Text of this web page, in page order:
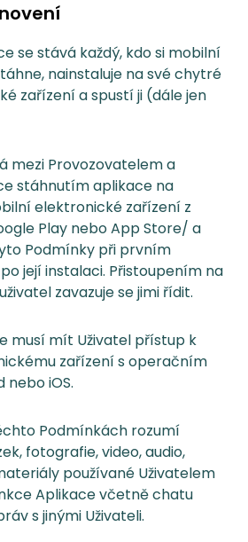
se stává každý, kdo si mobilní
nainstaluje na své chytré
zařízení a spustí ji (dále jen
mezi Provozovatelem a
stáhnutím aplikace na
elektronické zařízení z
Play nebo App Store/ a
Podmínky při prvním
její instalaci. Přistoupením na
zavazuje se jimi řídit.
musí mít Uživatel přístup k
zařízení s operačním
iOS.
Podmínkách rozumí
fotografie, video, audio,
používané Uživatelem
Aplikace včetně chatu
s jinými Uživateli.